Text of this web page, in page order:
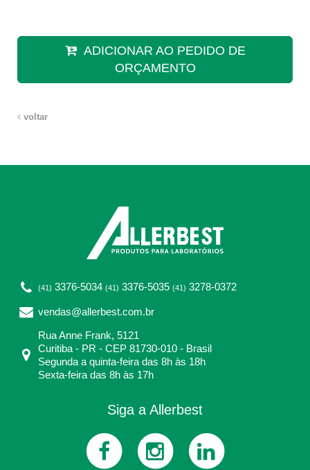
ADICIONAR AO PEDIDO DE
ORÇAMENTO
voltar
(41) 3376-5034 (41) 3376-5035 (41) 3278-0372
vendas@allerbest.com.br
Rua Anne Frank, 5121
Curitiba - PR - CEP 81730-010 - Brasil
Segunda a quinta-feira das 8h às 18h
Sexta-feira das 8h às 17h
Siga a Allerbest